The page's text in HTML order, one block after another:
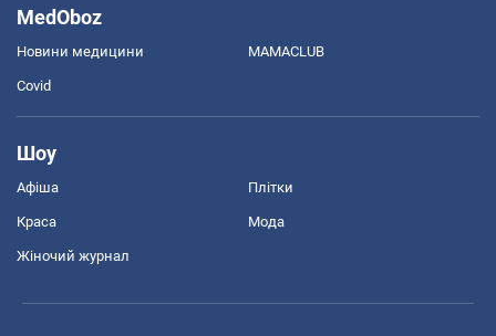
MedOboz
Новини медицини MAMACLUB
Covid
Шоу
Афіша Плітки
Краса Мода
Жіночий журнал